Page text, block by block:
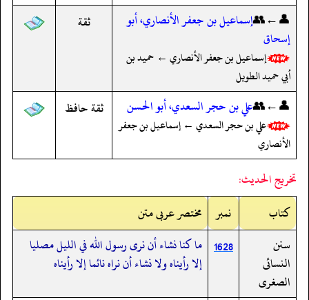
👤←👥إسماعيل بن جعفر الأنصاري، أبو
إسحاق
إسماعيل بن جعفر الأنصاري ← حميد بن
أبي حميد الطويل
ثقة
👤←👥علي بن حجر السعدي، أبو الحسن
علي بن حجر السعدي ← إسماعيل بن جعفر
الأنصاري
ثقة حافظ
تخريج الحديث:
کتاب
نمبر
مختصر عربی متن
سنن
النسائى
الصغرى
1628 ما كنا نشاء أن نرى رسول الله في الليل مصليا
إلا رأيناه ولا نشاء أن نراه نائما إلا رأيناه